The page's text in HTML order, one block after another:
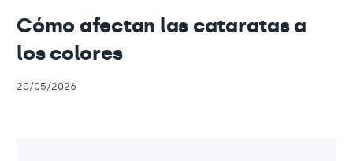
Cómo afectan las cataratas a
los colores
20/05/2026